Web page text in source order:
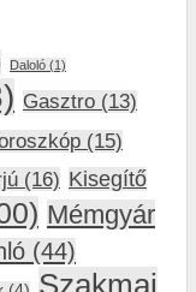
Daloló (1)
Gasztro (13)
(15)
(16) Kisegítő
Mémgyár
(44)
Szakmai